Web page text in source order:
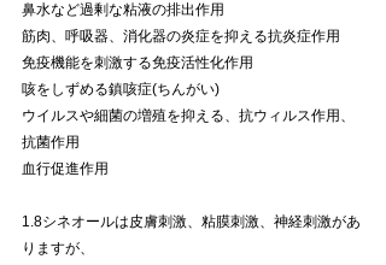
鼻水など過剰な粘液の排出作用
筋肉、呼吸器、消化器の炎症を抑える抗炎症作用
免疫機能を刺激する免疫活性化作用
咳をしずめる鎮咳症(ちんがい)
ウイルスや細菌の増殖を抑える、抗ウィルス作用、
抗菌作用
血行促進作用
1.8シネオールは皮膚刺激、粘膜刺激、神経刺激があ
りますが、